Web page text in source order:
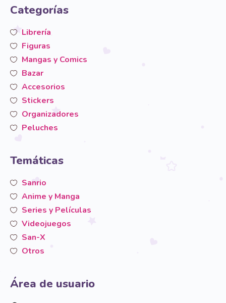
Categorías
Librería
Figuras
Mangas y Comics
Bazar
Accesorios
Stickers
Organizadores
Peluches
Temáticas
Sanrio
Anime y Manga
Series y Películas
Videojuegos
San-X
Otros
Área de usuario